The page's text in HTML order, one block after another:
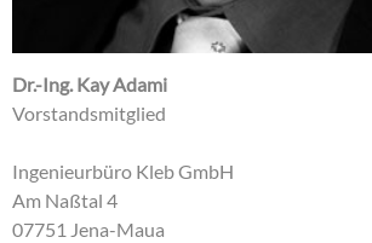
Dr.-Ing. Kay Adami
Vorstandsmitglied
Ingenieurbüro Kleb GmbH
Am Naßtal 4
07751 Jena-Maua